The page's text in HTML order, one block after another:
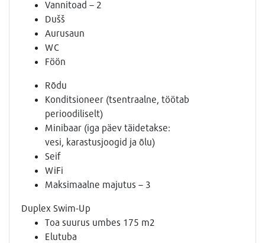
Vannitoad – 2
Dušš
Aurusaun
WC
Föön
Rõdu
Konditsioneer (tsentraalne, töötab
perioodiliselt)
Minibaar (iga päev täidetakse:
vesi, karastusjoogid ja õlu)
Seif
WiFi
Maksimaalne majutus – 3
Duplex Swim-Up
Toa suurus umbes 175 m2
Elutuba